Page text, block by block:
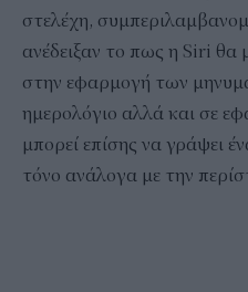
στελέχη,
ανέδειξαν το πως η Siri θα
στην εφαρμογή των
ημερολόγιο αλλά και σε
μπορεί επίσης να γράψει
τόνο ανάλογα με την